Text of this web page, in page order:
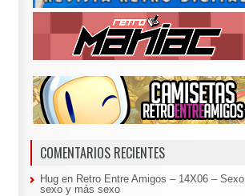
COMENTARIOS RECIENTES
Hug en Retro Entre Amigos – 14X06 – Sexo
sexo y más sexo